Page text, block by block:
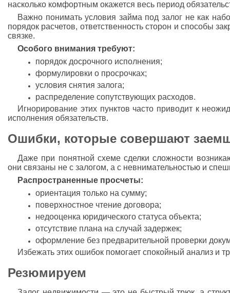
насколько комфортным окажется весь период
Важно понимать условия займа под залог не как
порядок расчетов, ответственность сторон и способы
связке.
Особого внимания требуют:
порядок досрочного исполнения;
формулировки о просрочках;
условия снятия залога;
распределение сопутствующих расходов.
Игнорирование этих пунктов часто приводит к
исполнения обязательств.
Ошибки, которые совершают
Даже при понятной схеме сделки сложности
они связаны не с залогом, а с невнимательностью и
Распространенные просчеты:
ориентация только на сумму;
поверхностное чтение договора;
недооценка юридического статуса объекта;
отсутствие плана на случай задержек;
оформление без предварительной проверки
Избежать этих ошибок помогает спокойный анализ и
Резюмируем